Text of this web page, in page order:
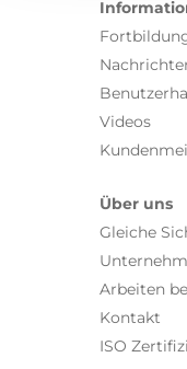
Videos
Über uns
Gleiche
Arbeiten
Kontakt
ISO